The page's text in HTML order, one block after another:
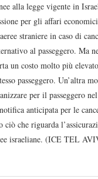
alla legge vigente in
per gli affari
straniere in caso di
al passeggero. Ma
un costo molto più
passeggero. Un’altra
per il passeggero
anticipata per le
ciò che riguarda
israeliane. (ICE TEL